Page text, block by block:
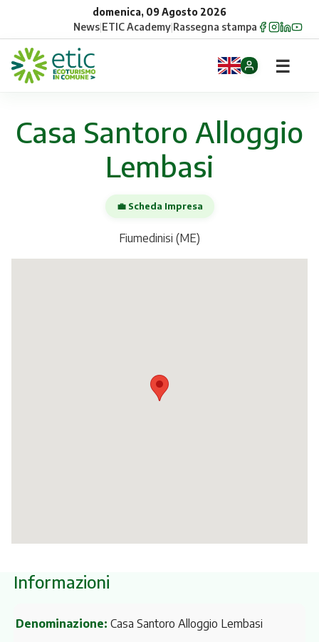
domenica, 09 Agosto 2026
News|ETIC Academy|Rassegna stampa
Opportunità
☰
Casa Santoro Alloggio
Lembasi
💼 Scheda Impresa
Fiumedinisi (ME)
Informazioni
Denominazione: Casa Santoro Alloggio Lembasi